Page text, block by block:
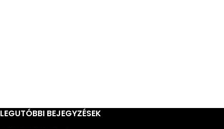
LEGUTÓBBI BEJEGYZÉSEK